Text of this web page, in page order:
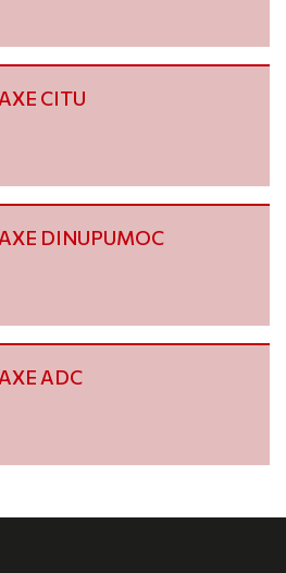
CITU
DINUPUMOC
ADC